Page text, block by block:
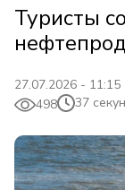
Туристы
27.07.2026 - 11:15
498
37